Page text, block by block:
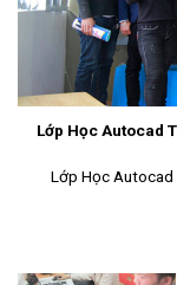
Lớp Học Autocad
Lớp Học Autocad